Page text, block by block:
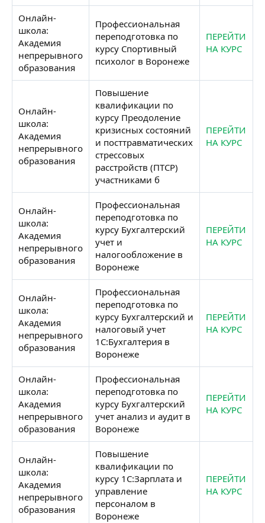
Онлайн-
школа:
Академия
непрерывного
образования
Профессиональная
переподготовка по
курсу Спортивный
психолог в Воронеже
ПЕРЕЙТИ
НА КУРС
Онлайн-
школа:
Академия
непрерывного
образования
Повышение
квалификации по
курсу Преодоление
кризисных состояний
и посттравматических
стрессовых
расстройств (ПТСР)
участниками б
ПЕРЕЙТИ
НА КУРС
Онлайн-
школа:
Академия
непрерывного
образования
Профессиональная
переподготовка по
курсу Бухгалтерский
учет и
налогообложение в
Воронеже
ПЕРЕЙТИ
НА КУРС
Онлайн-
школа:
Академия
непрерывного
образования
Профессиональная
переподготовка по
курсу Бухгалтерский и
налоговый учет
1С:Бухгалтерия в
Воронеже
ПЕРЕЙТИ
НА КУРС
Онлайн-
школа:
Академия
непрерывного
образования
Профессиональная
переподготовка по
курсу Бухгалтерский
учет анализ и аудит в
Воронеже
ПЕРЕЙТИ
НА КУРС
Онлайн-
школа:
Академия
непрерывного
образования
Повышение
квалификации по
курсу 1С:Зарплата и
управление
персоналом в
Воронеже
ПЕРЕЙТИ
НА КУРС